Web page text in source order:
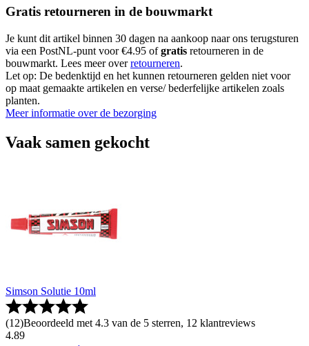
Gratis retourneren in de bouwmarkt
Je kunt dit artikel binnen 30 dagen na aankoop naar ons terugsturen
via een PostNL-punt voor €4.95 ofgratis retourneren in de
bouwmarkt. Lees meer overretourneren.
Let op: De bedenktijd en het kunnen retourneren gelden niet voor
op maat gemaakte artikelen en verse/ bederfelijke artikelen zoals
planten.
Meer informatie over de bezorging
Vaak samen gekocht
Simson Solutie 10ml
(12)Beoordeeld met 4.3 van de 5 sterren, 12 klantreviews
4.89